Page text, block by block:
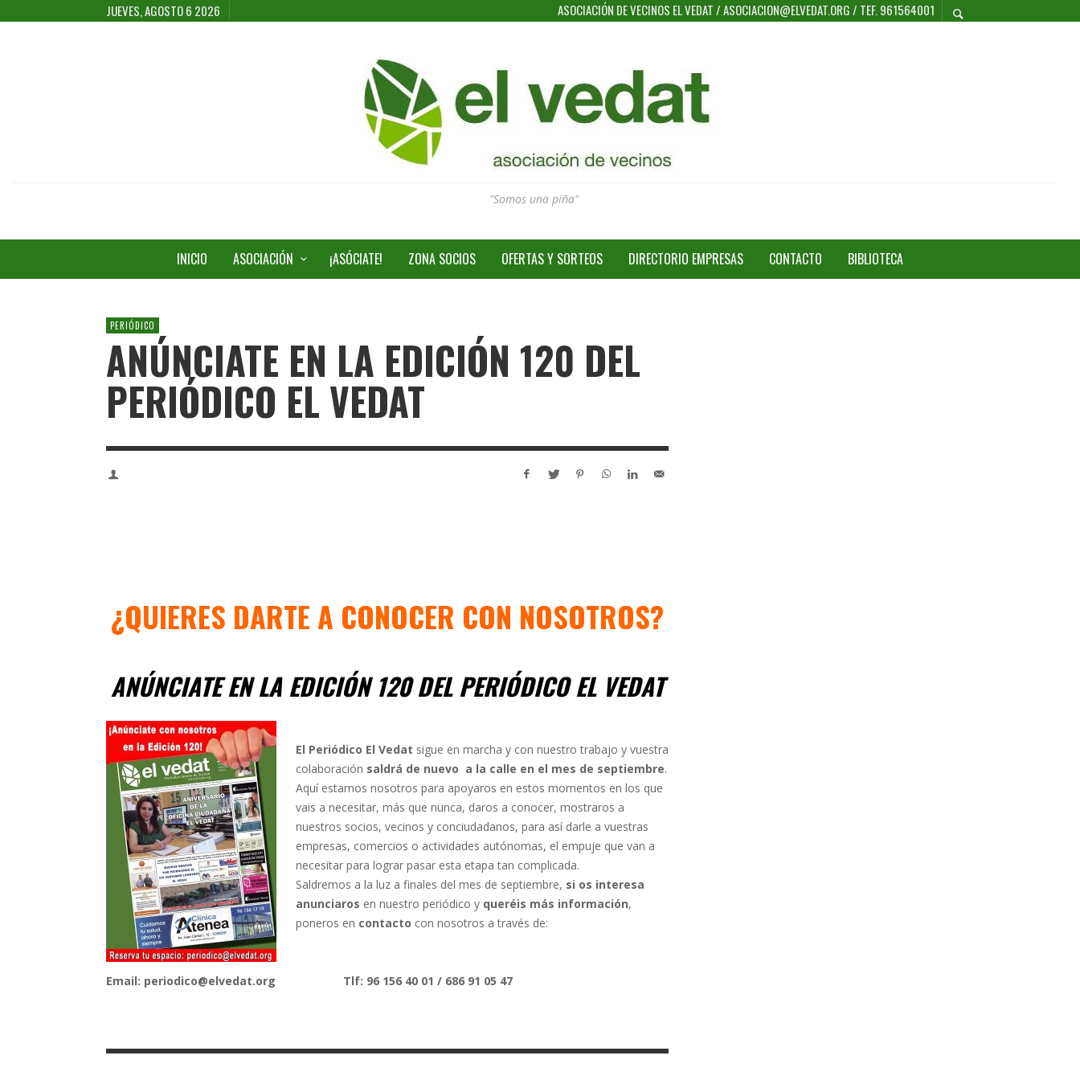
JUEVES, AGOSTO 6 2026 ASOCIACIÓN DE VECINOS EL VEDAT / ASOCIACION@ELVEDAT.ORG / TEF. 961564001
"Somos una piña"
INICIO ASOCIACIÓN ¡ASÓCIATE! ZONA SOCIOS OFERTAS Y SORTEOS DIRECTORIO EMPRESAS CONTACTO BIBLIOTECA
PERIÓDICO
ANÚNCIATE EN LA EDICIÓN 120 DEL
PERIÓDICO EL VEDAT
¿QUIERES DARTE A CONOCER CON NOSOTROS?
ANÚNCIATE EN LA EDICIÓN 120 DEL PERIÓDICO EL VEDAT
El Periódico El Vedat sigue en marcha y con nuestro trabajo y vuestra
colaboración saldrá de nuevo a la calle en el mes de septiembre.
Aquí estamos nosotros para apoyaros en estos momentos en los que
vais a necesitar, más que nunca, daros a conocer, mostraros a
nuestros socios, vecinos y conciudadanos, para así darle a vuestras
empresas, comercios o actividades autónomas, el empuje que van a
necesitar para lograr pasar esta etapa tan complicada.
Saldremos a la luz a finales del mes de septiembre, si os interesa
anunciaros en nuestro periódico y queréis más información,
poneros en contacto con nosotros a través de:
Email: periodico@elvedat.org Tlf: 96 156 40 01 / 686 91 05 47